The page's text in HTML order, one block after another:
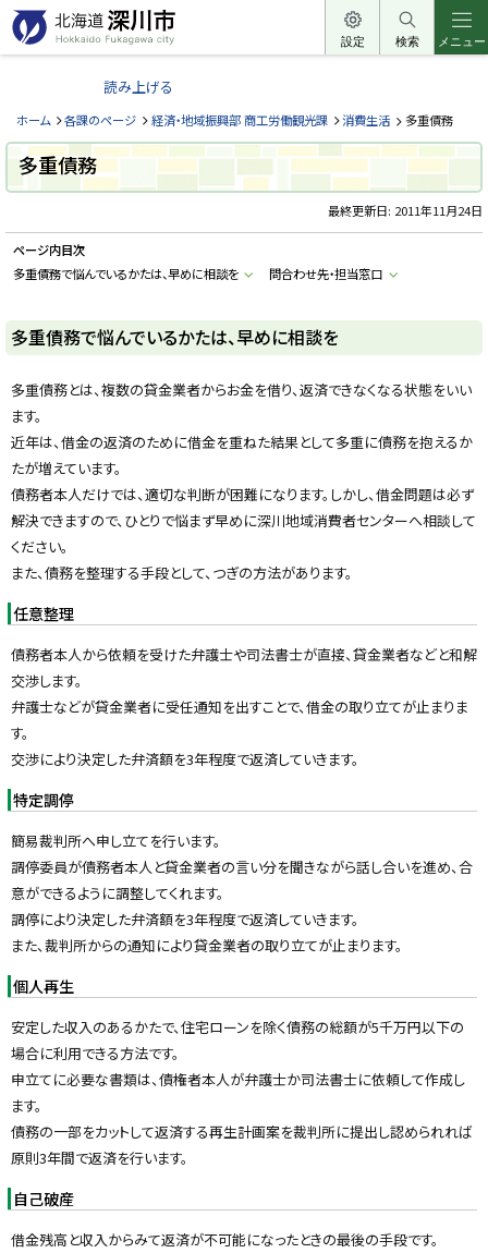
本
文
へ
ュ
へ
北
道
深
川
市
k
a
o
F
u
g
a
w
a
c
i
t
y
設定 検索 メニュー
読み上げる
ホーム 各課のページ 経済・地域振興部 商工労働観光課 消費生活 多重債務
多重債務
最終更新日: 2011年11月24日
ページ内目次
多重債務で悩んでいるかたは、早めに相談を
問合わせ先・担当窓口
多重債務で悩んでいるかたは、早めに相談を
多重債務とは、複数の貸金業者からお金を借り、返済できなくなる状態をいい
ます。
近年は、借金の返済のために借金を重ねた結果として多重に債務を抱えるか
たが増えています。
債務者本人だけでは、適切な判断が困難になります。しかし、借金問題は必ず
解決できますので、ひとりで悩まず早めに深川地域消費者センターへ相談して
ください。
また、債務を整理する手段として、つぎの方法があります。
任意整理
債務者本人から依頼を受けた弁護士や司法書士が直接、貸金業者などと和解
交渉します。
弁護士などが貸金業者に受任通知を出すことで、借金の取り立てが止まりま
す。
交渉により決定した弁済額を3年程度で返済していきます。
特定調停
簡易裁判所へ申し立てを行います。
調停委員が債務者本人と貸金業者の言い分を聞きながら話し合いを進め、合
意ができるように調整してくれます。
調停により決定した弁済額を3年程度で返済していきます。
また、裁判所からの通知により貸金業者の取り立てが止まります。
個人再生
安定した収入のあるかたで、住宅ローンを除く債務の総額が5千万円以下の
場合に利用できる方法です。
申立てに必要な書類は、債権者本人が弁護士か司法書士に依頼して作成し
ます。
債務の一部をカットして返済する再生計画案を裁判所に提出し認められれば
原則3年間で返済を行います。
自己破産
借金残高と収入からみて返済が不可能になったときの最後の手段です。